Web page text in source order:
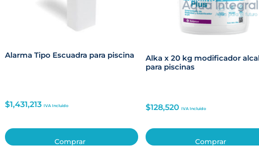
Alarma Tipo Escuadra para piscina
$1,431,213 IVA Incluido
Comprar
Alka x 20 kg modificador
para piscinas
$128,520 IVA Incluido
Comprar